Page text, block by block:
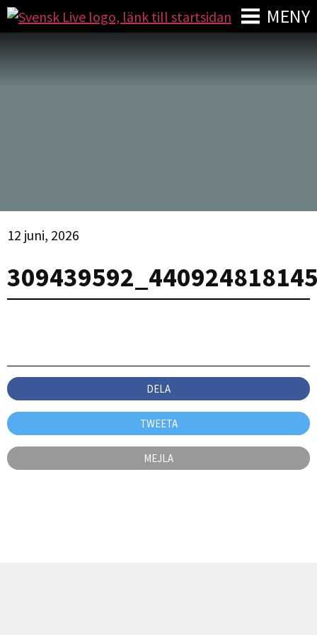
MENY
12 juni, 2026
DELA
TWEETA
MEJLA